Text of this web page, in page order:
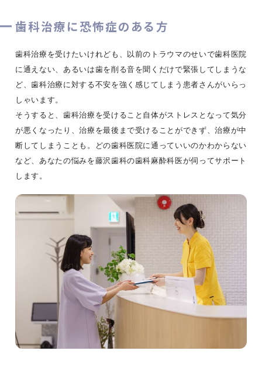
歯科治療に恐怖症のある方
歯科治療を受けたいけれども、以前のトラウマのせいで歯科医院
に通えない、あるいは歯を削る音を聞くだけで緊張してしまうな
ど、歯科治療に対する不安を強く感じてしまう患者さんがいらっ
しゃいます。
そうすると、歯科治療を受けること自体がストレスとなって気分
が悪くなったり、治療を最後まで受けることができず、治療が中
断してしまうことも。どの歯科医院に通っていいのかわからない
など、あなたの悩みを藤沢歯科の歯科麻酔科医が伺ってサポート
します。